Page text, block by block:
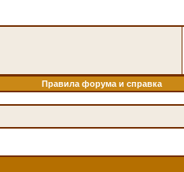
Правила форума и справка